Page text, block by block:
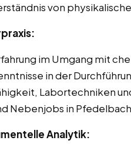
von
im Umgang mit
in der
Labortechniken
Nebenjobs in
Analytik: